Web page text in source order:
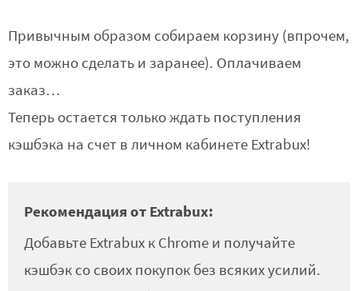
Привычным образом собираем корзину (впрочем,
это можно сделать и заранее). Оплачиваем
заказ…
Теперь остается только ждать поступления
кэшбэка на счет в личном кабинете Extrabux!
Рекомендация от Extrabux:
Добавьте Extrabux к Chrome и получайте
кэшбэк со своих покупок без всяких усилий.